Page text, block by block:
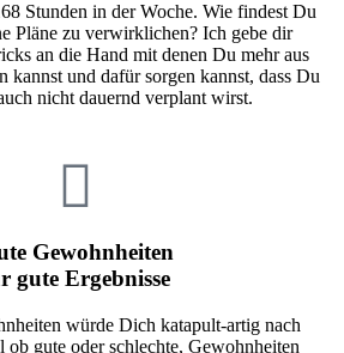
Stunden in der Woche. Wie findest Du
Pläne zu verwirklichen? Ich gebe dir
an die Hand mit denen Du mehr aus
kannst und dafür sorgen kannst, dass Du
nicht dauernd verplant wirst.
Gewohnheiten
gute Ergebnisse
würde Dich katapult-artig nach
ob gute oder schlechte, Gewohnheiten